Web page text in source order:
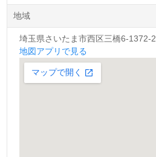
地域
埼玉県さいたま市西区三橋6-1372-2
地図アプリで見る